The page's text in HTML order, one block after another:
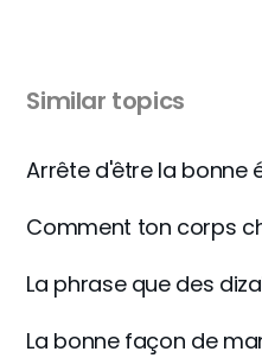
Similar topics